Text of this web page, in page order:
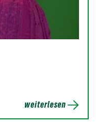
weiterlesen